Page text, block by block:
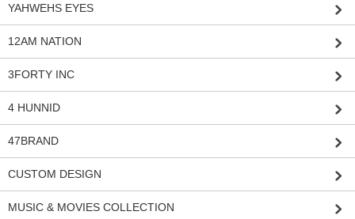
YAHWEHS EYES
12AM NATION
3FORTY INC
4 HUNNID
47BRAND
CUSTOM DESIGN
MUSIC & MOVIES COLLECTION